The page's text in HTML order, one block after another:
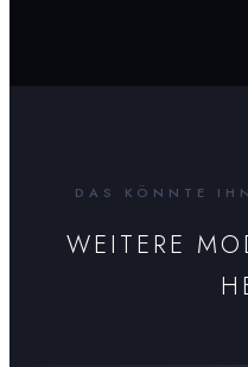
DAS KÖNNTE
WEITERE